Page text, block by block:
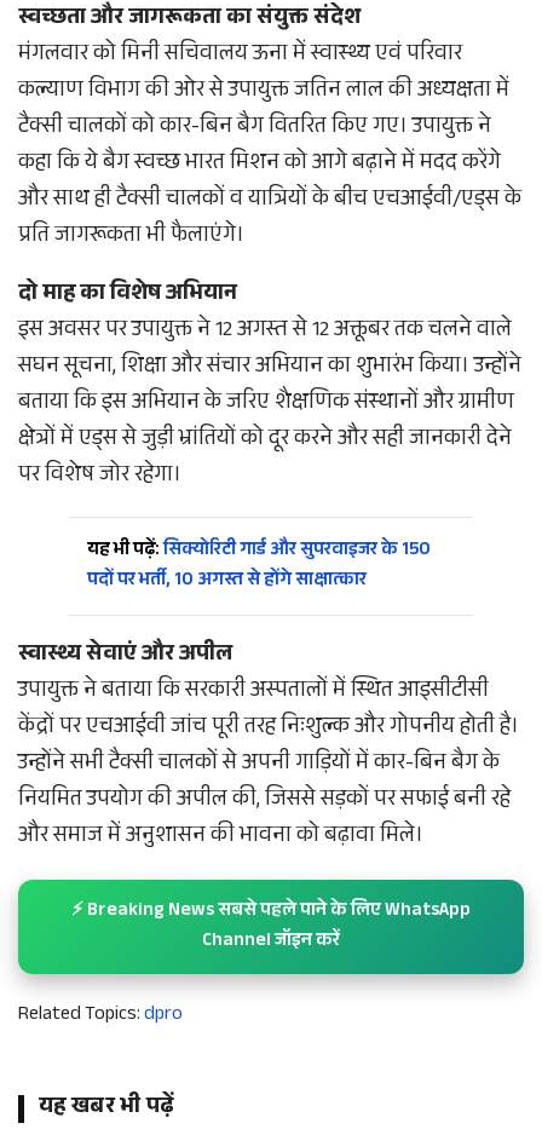
स्वच्छता और जागरूकता का संयुक्त संदेश
मंगलवार को मिनी सचिवालय ऊना में स्वास्थ्य एवं परिवार
कल्याण विभाग की ओर से उपायुक्त जतिन लाल की अध्यक्षता में
टैक्सी चालकों को कार-बिन बैग वितरित किए गए। उपायुक्त ने
कहा कि ये बैग स्वच्छ भारत मिशन को आगे बढ़ाने में मदद करेंगे
और साथ ही टैक्सी चालकों व यात्रियों के बीच एचआईवी/एड्स के
प्रति जागरूकता भी फैलाएंगे।
दो माह का विशेष अभियान
इस अवसर पर उपायुक्त ने 12 अगस्त से 12 अक्तूबर तक चलने वाले
सघन सूचना, शिक्षा और संचार अभियान का शुभारंभ किया। उन्होंने
बताया कि इस अभियान के जरिए शैक्षणिक संस्थानों और ग्रामीण
क्षेत्रों में एड्स से जुड़ी भ्रांतियों को दूर करने और सही जानकारी देने
पर विशेष जोर रहेगा।
यह भी पढ़ें:सिक्योरिटी गार्ड और सुपरवाइजर के 150
पदों पर भर्ती, 10 अगस्त से होंगे साक्षात्कार
स्वास्थ्य सेवाएं और अपील
उपायुक्त ने बताया कि सरकारी अस्पतालों में स्थित आइसीटीसी
केंद्रों पर एचआईवी जांच पूरी तरह निःशुल्क और गोपनीय होती है।
उन्होंने सभी टैक्सी चालकों से अपनी गाड़ियों में कार-बिन बैग के
नियमित उपयोग की अपील की, जिससे सड़कों पर सफाई बनी रहे
और समाज में अनुशासन की भावना को बढ़ावा मिले।
⚡ Breaking News सबसे पहले पाने के लिए WhatsApp
Channel जॉइन करें
Related Topics:dpro
यह खबर भी पढ़ें